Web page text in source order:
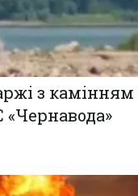
з
«Чернавода»